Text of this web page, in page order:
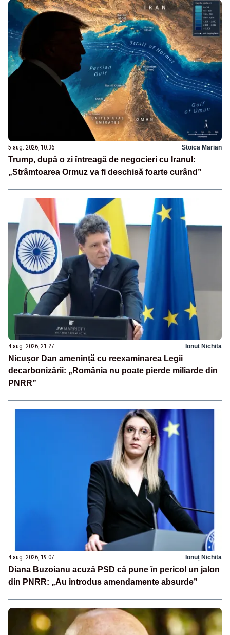
5 aug. 2026, 10:36 Stoica Marian
Trump, după o zi întreagă de negocieri cu Iranul:
„Strâmtoarea Ormuz va fi deschisă foarte curând”
4 aug. 2026, 21:27 Ionuț Nichita
Nicușor Dan amenință cu reexaminarea Legii
decarbonizării: „România nu poate pierde miliarde din
PNRR”
4 aug. 2026, 19:07 Ionuț Nichita
Diana Buzoianu acuză PSD că pune în pericol un jalon
din PNRR: „Au introdus amendamente absurde”